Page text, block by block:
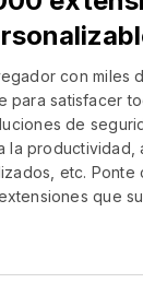
con miles
para satisfacer
de
la productividad,
etc. Ponte
que